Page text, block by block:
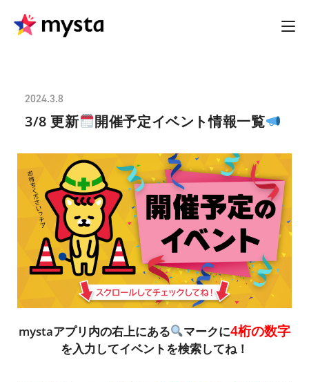
2024.3.8
3/8 更新 開催予定イベント情報一覧
mystaアプリ内の右上にある マークに4桁の数字
を入力してイベントを検索してね！